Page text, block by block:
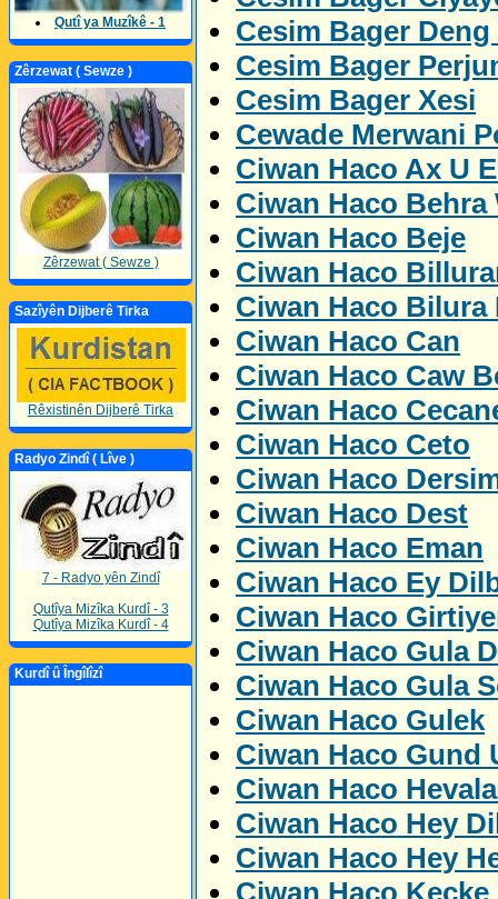
Qutî ya Muzîkê - 1
Zêrzewat ( Sewze )
Zêrzewat ( Sewze )
Sazîyên Dijberê Tirka
Rêxistinên Dijberê Tirka
Radyo Zindî ( Lîve )
7 - Radyo yên Zindî
Qutîya Mizîka Kurdî - 3
Qutîya Mizîka Kurdî - 4
Kurdî û Îngîlîzî
Cesim Bager
Cesim Bager
Cesim Bager Xesi
Cewade Merwani
Ciwan Haco Ax U
Ciwan Haco Behra
Ciwan Haco Beje
Ciwan Haco
Ciwan Haco Bilura
Ciwan Haco Can
Ciwan Haco Caw
Ciwan Haco
Ciwan Haco Ceto
Ciwan Haco
Ciwan Haco Dest
Ciwan Haco Eman
Ciwan Haco Ey
Ciwan Haco
Ciwan Haco Gula
Ciwan Haco Gula
Ciwan Haco Gulek
Ciwan Haco Gund
Ciwan Haco
Ciwan Haco Hey
Ciwan Haco Hey
Ciwan Haco Kecke